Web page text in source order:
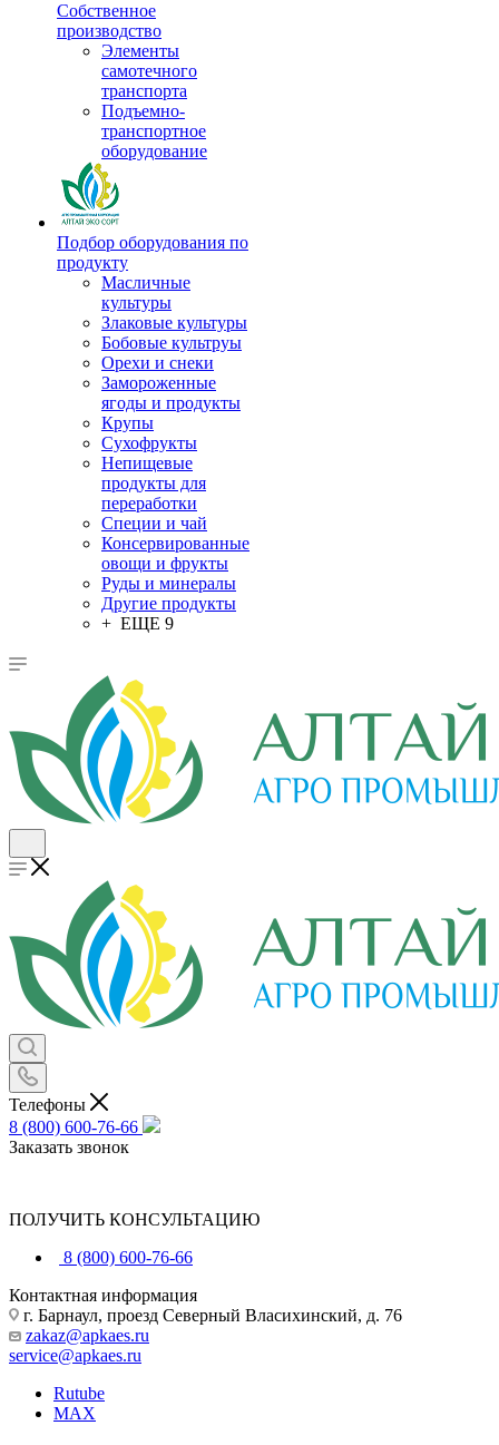
Собственное
производство
Элементы
самотечного
транспорта
Подъемно-
транспортное
оборудование
Подбор оборудования по
продукту
Масличные
культуры
Злаковые культуры
Бобовые культруы
Орехи и снеки
Замороженные
ягоды и продукты
Крупы
Сухофрукты
Непищевые
продукты для
переработки
Специи и чай
Консервированные
овощи и фрукты
Руды и минералы
Другие продукты
+ ЕЩЕ 9
Телефоны
8 (800) 600-76-66
Заказать звонок
ПОЛУЧИТЬ КОНСУЛЬТАЦИЮ
8 (800) 600-76-66
Контактная информация
г. Барнаул, проезд Северный Власихинский, д. 76
zakaz@apkaes.ru
service@apkaes.ru
Rutube
MAX